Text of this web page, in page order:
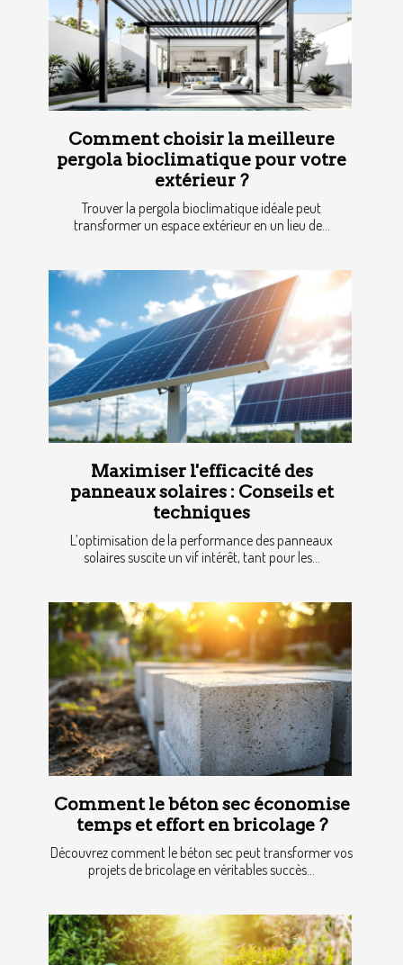
Comment choisir la meilleure
pergola bioclimatique pour votre
extérieur ?
Trouver la pergola bioclimatique idéale peut
transformer un espace extérieur en un lieu de...
Maximiser l'efficacité des
panneaux solaires : Conseils et
techniques
L’optimisation de la performance des panneaux
solaires suscite un vif intérêt, tant pour les...
Comment le béton sec économise
temps et effort en bricolage ?
Découvrez comment le béton sec peut transformer vos
projets de bricolage en véritables succès...